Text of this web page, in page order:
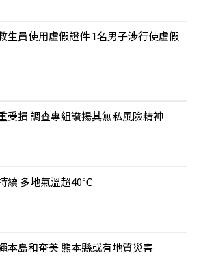
生員使用虛假證件 1名男子涉行使虛假
受損 調查專組讚揚其無私風險精神
續 多地氣溫超40℃
本島和奄美 熊本縣或有地質災害